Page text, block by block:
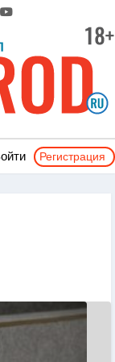
Регистрация